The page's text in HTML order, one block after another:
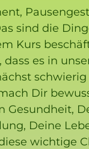
sind die
Kurs
es in
schwierig
Dir
Gesundheit,
Deine
wichtige